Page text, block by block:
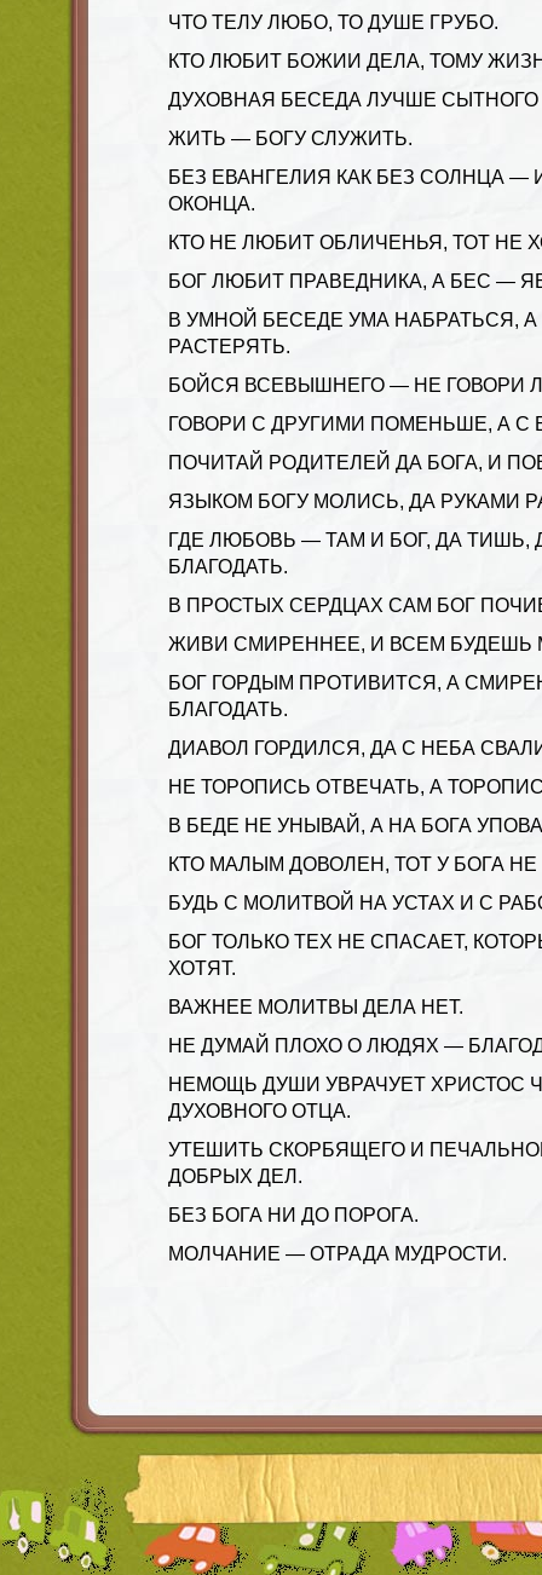
ЧТО ТЕЛУ ЛЮБО, ТО ДУШЕ ГРУБО.
КТО ЛЮБИТ БОЖИИ ДЕЛА, ТОМУ
ДУХОВНАЯ БЕСЕДА ЛУЧШЕ СЫТНОГО
ЖИТЬ — БОГУ СЛУЖИТЬ.
БЕЗ ЕВАНГЕЛИЯ КАК БЕЗ СОЛНЦА —
ОКОНЦА.
КТО НЕ ЛЮБИТ ОБЛИЧЕНЬЯ, ТОТ НЕ
БОГ ЛЮБИТ ПРАВЕДНИКА, А БЕС —
В УМНОЙ БЕСЕДЕ УМА НАБРАТЬСЯ,
РАСТЕРЯТЬ.
БОЙСЯ ВСЕВЫШНЕГО — НЕ ГОВОРИ
ГОВОРИ С ДРУГИМИ ПОМЕНЬШЕ, А С
ПОЧИТАЙ РОДИТЕЛЕЙ ДА БОГА, И
ЯЗЫКОМ БОГУ МОЛИСЬ, ДА РУКАМИ
ГДЕ ЛЮБОВЬ — ТАМ И БОГ, ДА ТИШЬ,
БЛАГОДАТЬ.
В ПРОСТЫХ СЕРДЦАХ САМ БОГ
ЖИВИ СМИРЕННЕЕ, И ВСЕМ БУДЕШЬ
БОГ ГОРДЫМ ПРОТИВИТСЯ, А
БЛАГОДАТЬ.
ДИАВОЛ ГОРДИЛСЯ, ДА С НЕБА
НЕ ТОРОПИСЬ ОТВЕЧАТЬ, А
В БЕДЕ НЕ УНЫВАЙ, А НА БОГА
КТО МАЛЫМ ДОВОЛЕН, ТОТ У БОГА НЕ
БУДЬ С МОЛИТВОЙ НА УСТАХ И С
БОГ ТОЛЬКО ТЕХ НЕ СПАСАЕТ,
ХОТЯТ.
ВАЖНЕЕ МОЛИТВЫ ДЕЛА НЕТ.
НЕ ДУМАЙ ПЛОХО О ЛЮДЯХ —
НЕМОЩЬ ДУШИ УВРАЧУЕТ ХРИСТОС
ДУХОВНОГО ОТЦА.
УТЕШИТЬ СКОРБЯЩЕГО И
ДОБРЫХ ДЕЛ.
БЕЗ БОГА НИ ДО ПОРОГА.
МОЛЧАНИЕ — ОТРАДА МУДРОСТИ.